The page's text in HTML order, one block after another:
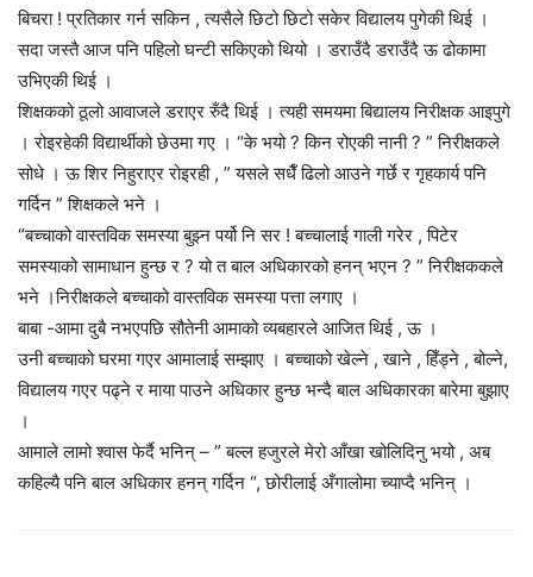
बिचरा ! प्रतिकार गर्न सकिन , त्यसैले छिटो छिटो सकेर विद्यालय पुगेकी थिई ।
सदा जस्तै आज पनि पहिलो घन्टी सकिएको थियो । डराउँदै डराउँदै ऊ ढोकामा
उभिएकी थिई ।
शिक्षकको ठूलो आवाजले डराएर रुँदै थिई । त्यही समयमा बिद्यालय निरीक्षक आइपुगे
। रोइरहेकी विद्यार्थीको छेउमा गए । “के भयो ? किन रोएकी नानी ? ” निरीक्षकले
सोधे । ऊ शिर निहुराएर रोइरही , ” यसले सधैँ ढिलो आउने गर्छे र गृहकार्य पनि
गर्दिन ” शिक्षकले भने ।
“बच्चाको वास्तविक समस्या बुझ्न पर्यो नि सर ! बच्चालाई गाली गरेर , पिटेर
समस्याको सामाधान हुन्छ र ? यो त बाल अधिकारको हनन् भएन ? ” निरीक्षककले
भने ।निरीक्षकले बच्चाको वास्तविक समस्या पत्ता लगाए ।
बाबा -आमा दुबै नभएपछि सौतेनी आमाको व्यबहारले आजित थिई , ऊ ।
उनी बच्चाको घरमा गएर आमालाई सम्झाए । बच्चाको खेल्ने , खाने , हिँड्ने , बोल्ने,
विद्यालय गएर पढ्ने र माया पाउने अधिकार हुन्छ भन्दै बाल अधिकारका बारेमा बुझाए
।
आमाले लामो श्वास फेर्दै भनिन् – ” बल्ल हजुरले मेरो आँखा खोलिदिनु भयो , अब
कहिल्यै पनि बाल अधिकार हनन् गर्दिन “, छोरीलाई अँगालोमा च्याप्दै भनिन् ।